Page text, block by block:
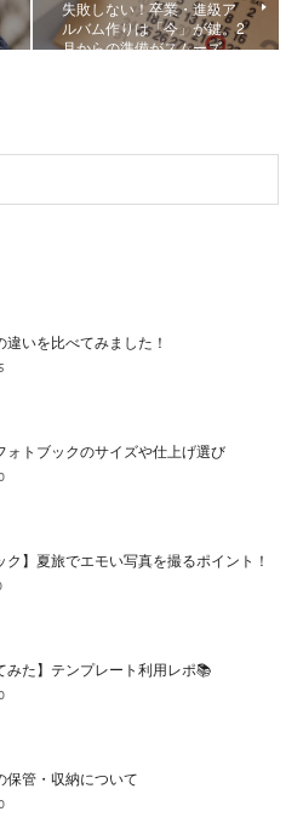
失敗しない！卒業・進級ア
ルバム作りは「今」が鍵。2
月からの準備がスムーズ…
いを比べてみました！
ォトブックのサイズや仕上げ選び
ク】夏旅でエモい写真を撮るポイント！
みた】テンプレート利用レポ📚
保管・収納について